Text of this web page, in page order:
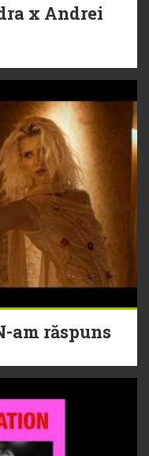
x Andrei
am răspuns